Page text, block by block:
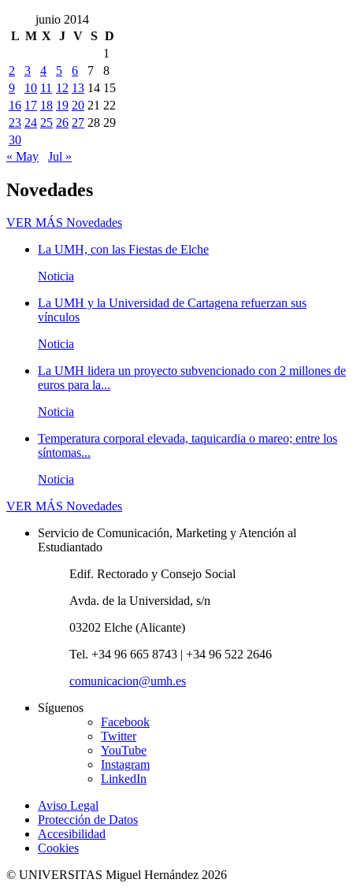
junio 2014
L M X J V S D
1
2
3 4 5 6 7
8
9
10 11 12 13 14 15
16 17 18 19 20 21 22
23 24 25 26 27 28 29
30
« May
Jul »
Novedades
VER MÁS Novedades
La UMH, con las Fiestas de Elche
Noticia
La UMH y la Universidad de Cartagena refuerzan sus
vínculos
Noticia
La UMH lidera un proyecto subvencionado con 2 millones de
euros para la...
Noticia
Temperatura corporal elevada, taquicardia o mareo; entre los
síntomas...
Noticia
VER MÁS Novedades
Servicio de Comunicación, Marketing y Atención al
Estudiantado
Edif. Rectorado y Consejo Social
Avda. de la Universidad, s/n
03202 Elche (Alicante)
Tel. +34 96 665 8743 | +34 96 522 2646
comunicacion@umh.es
Síguenos
Facebook
Twitter
YouTube
Instagram
LinkedIn
Aviso Legal
Protección de Datos
Accesibilidad
Cookies
© UNIVERSITAS Miguel Hernández 2026